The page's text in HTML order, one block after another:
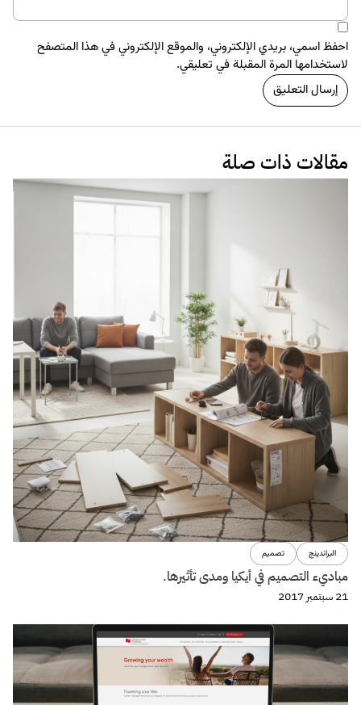
احفظ اسمي، بريدي الإلكتروني، والموقع الإلكتروني في هذا المتصفح
لاستخدامها المرة المقبلة في تعليقي.
مقالات ذات صلة
البراندينج تصميم
مباديء التصميم في أيكيا ومدى تأثيرها.
21 سبتمبر 2017